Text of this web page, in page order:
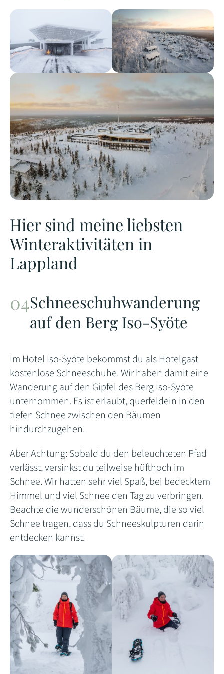
Hier sind meine liebsten
Winteraktivitäten in
Lappland
Schneeschuhwanderung
auf den Berg Iso-Syöte
Im Hotel Iso-Syöte bekommst du als Hotelgast
kostenlose Schneeschuhe. Wir haben damit eine
Wanderung auf den Gipfel des Berg Iso-Syöte
unternommen. Es ist erlaubt, querfeldein in den
tiefen Schnee zwischen den Bäumen
hindurchzugehen.
Aber Achtung: Sobald du den beleuchteten Pfad
verlässt, versinkst du teilweise hüfthoch im
Schnee. Wir hatten sehr viel Spaß, bei bedecktem
Himmel und viel Schnee den Tag zu verbringen.
Beachte die wunderschönen Bäume, die so viel
Schnee tragen, dass du Schneeskulpturen darin
entdecken kannst.